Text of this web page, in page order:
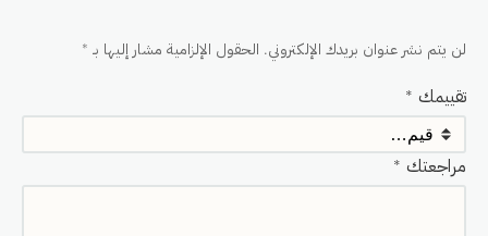
لن يتم نشر عنوان بريدك الإلكتروني. الحقول الإلزامية مشار إليها بـ *
تقييمك *
مراجعتك *